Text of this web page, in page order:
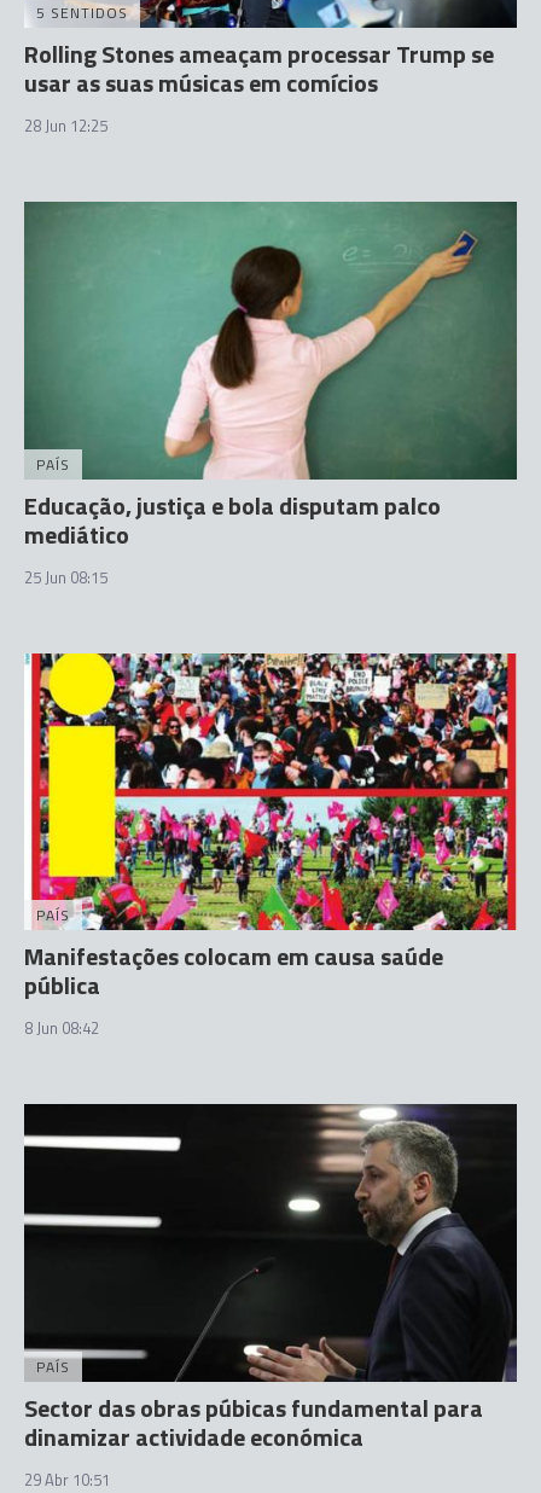
5 SENTIDOS
Rolling Stones ameaçam processar Trump se
usar as suas músicas em comícios
28 Jun 12:25
PAÍS
Educação, justiça e bola disputam palco
mediático
25 Jun 08:15
PAÍS
Manifestações colocam em causa saúde
pública
8 Jun 08:42
PAÍS
Sector das obras púbicas fundamental para
dinamizar actividade económica
29 Abr 10:51